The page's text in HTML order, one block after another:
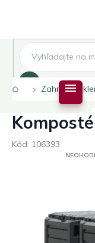
DomůZahradní
Kód: 106393
PRŮMĚRNÉ
HVĚZDIČEK.